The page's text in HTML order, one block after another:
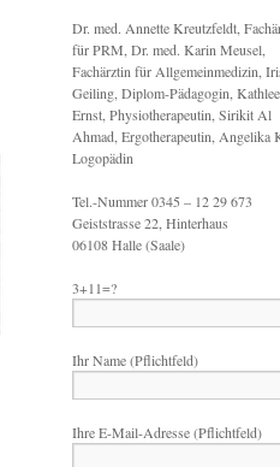
Dr. med. Annette Kreutzfeldt,
für PRM, Dr. med. Karin Meusel,
Fachärztin für Allgemeinmedizin,
Geiling, Diplom-Pädagogin,
Ernst, Physiotherapeutin, Sirikit Al
Ahmad, Ergotherapeutin, Angelika
Logopädin
Tel.-Nummer 0345 – 12 29 673
Geiststrasse 22, Hinterhaus
06108 Halle (Saale)
3+11=?
Ihr Name (Pflichtfeld)
Ihre E-Mail-Adresse (Pflichtfeld)